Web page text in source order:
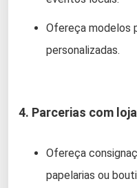
Ofereça modelos
personalizadas.
4. Parcerias com
Ofereça
papelarias ou